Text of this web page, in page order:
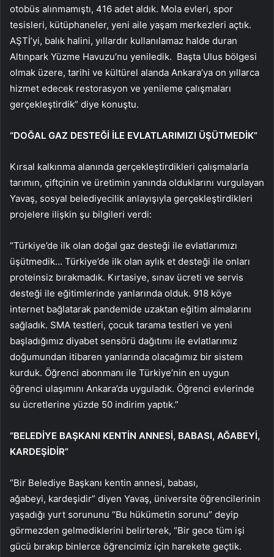
otobüs alınmamıştı, 416 adet aldık. Mola evleri, spor
tesisleri, kütüphaneler, yeni aile yaşam merkezleri açtık.
AŞTİ’yi, balık halini, yıllardır kullanılamaz halde duran
Altınpark Yüzme Havuzu’nu yeniledik. Başta Ulus bölgesi
olmak üzere, tarihi ve kültürel alanda Ankara’ya on yıllarca
hizmet edecek restorasyon ve yenileme çalışmaları
gerçekleştirdik” diye konuştu.
“DOĞAL GAZ DESTEĞİ İLE EVLATLARIMIZI ÜŞÜTMEDİK”
Kırsal kalkınma alanında gerçekleştirdikleri çalışmalarla
tarımın, çiftçinin ve üretimin yanında olduklarını vurgulayan
Yavaş, sosyal belediyecilik anlayışıyla gerçekleştirdikleri
projelere ilişkin şu bilgileri verdi:
“Türkiye’de ilk olan doğal gaz desteği ile evlatlarımızı
üşütmedik… Türkiye’de ilk olan aylık et desteği ile onları
proteinsiz bırakmadık. Kırtasiye, sınav ücreti ve servis
desteği ile eğitimlerinde yanlarında olduk. 918 köye
internet bağlatarak pandemide uzaktan eğitim almalarını
sağladık. SMA testleri, çocuk tarama testleri ve yeni
başladığımız diyabet sensörü dağıtımı ile evlatlarımız
doğumundan itibaren yanlarında olacağımız bir sistem
kurduk. Öğrenci abonmanı ile Türkiye’nin en uygun
öğrenci ulaşımını Ankara’da uyguladık. Öğrenci evlerinde
su ücretlerine yüzde 50 indirim yaptık.”
“BELEDİYE BAŞKANI KENTİN ANNESİ, BABASI, AĞABEYİ,
KARDEŞİDİR”
“Bir Belediye Başkanı kentin annesi, babası,
ağabeyi, kardeşidir” diyen Yavaş, üniversite öğrencilerinin
yaşadığı yurt sorununu “Bu hükümetin sorunu” deyip
görmezden gelmediklerini belirterek, “Bir gece tüm işi
gücü bırakıp binlerce öğrencimiz için harekete geçtik.